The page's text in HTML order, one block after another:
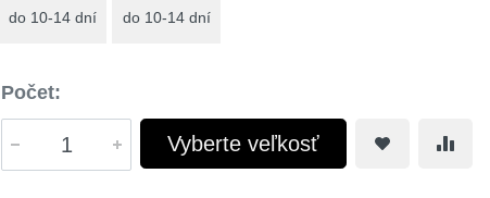
do 10-14 dní do 10-14 dní
Počet:
Vyberte veľkosť